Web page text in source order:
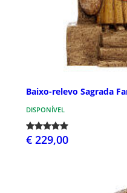
Baixo-relevo Sagrada
DISPONÍVEL
€ 229,00